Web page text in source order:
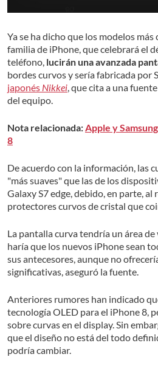
Ya se ha dicho que los modelos
familia de iPhone, que celebrará el
teléfono, lucirán una avanzada
bordes curvos y sería fabricada por
japonés Nikkei, que cita a una
del equipo.
Nota relacionada:Apple y
8
De acuerdo con la información, las
"más suaves" que las de los
Galaxy S7 edge, debido, en parte, al
protectores curvos de cristal que
La pantalla curva tendría un área
haría que los nuevos iPhone sean
sus antecesores, aunque no
significativas, aseguró la fuente.
Anteriores rumores han indicado
tecnología OLED para el iPhone 8,
sobre curvas en el display. Sin
que el diseño no está del todo
podría cambiar.